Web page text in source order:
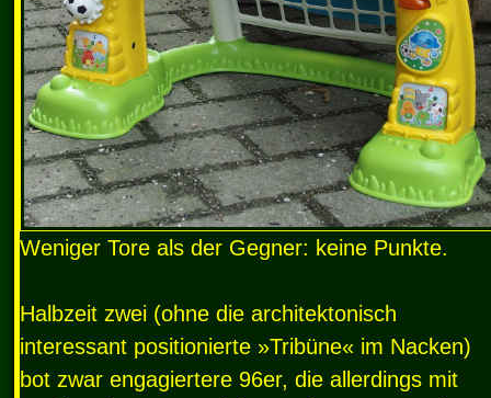
Weniger Tore als der Gegner: keine Punkte.
Halbzeit zwei (ohne die architektonisch
interessant positionierte »Tribüne« im Nacken)
bot zwar engagiertere 96er, die allerdings mit